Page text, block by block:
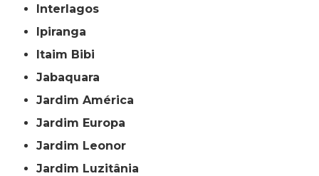
Interlagos
Ipiranga
Itaim Bibi
Jabaquara
Jardim América
Jardim Europa
Jardim Leonor
Jardim Luzitânia